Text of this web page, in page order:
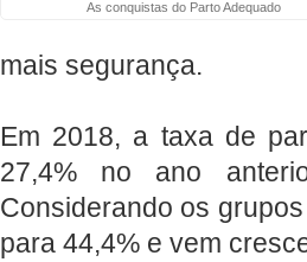
As conquistas do Parto Adequado
mais segurança.
Em 2018, a taxa de
27,4% no ano
Considerando os
para 44,4% e vem